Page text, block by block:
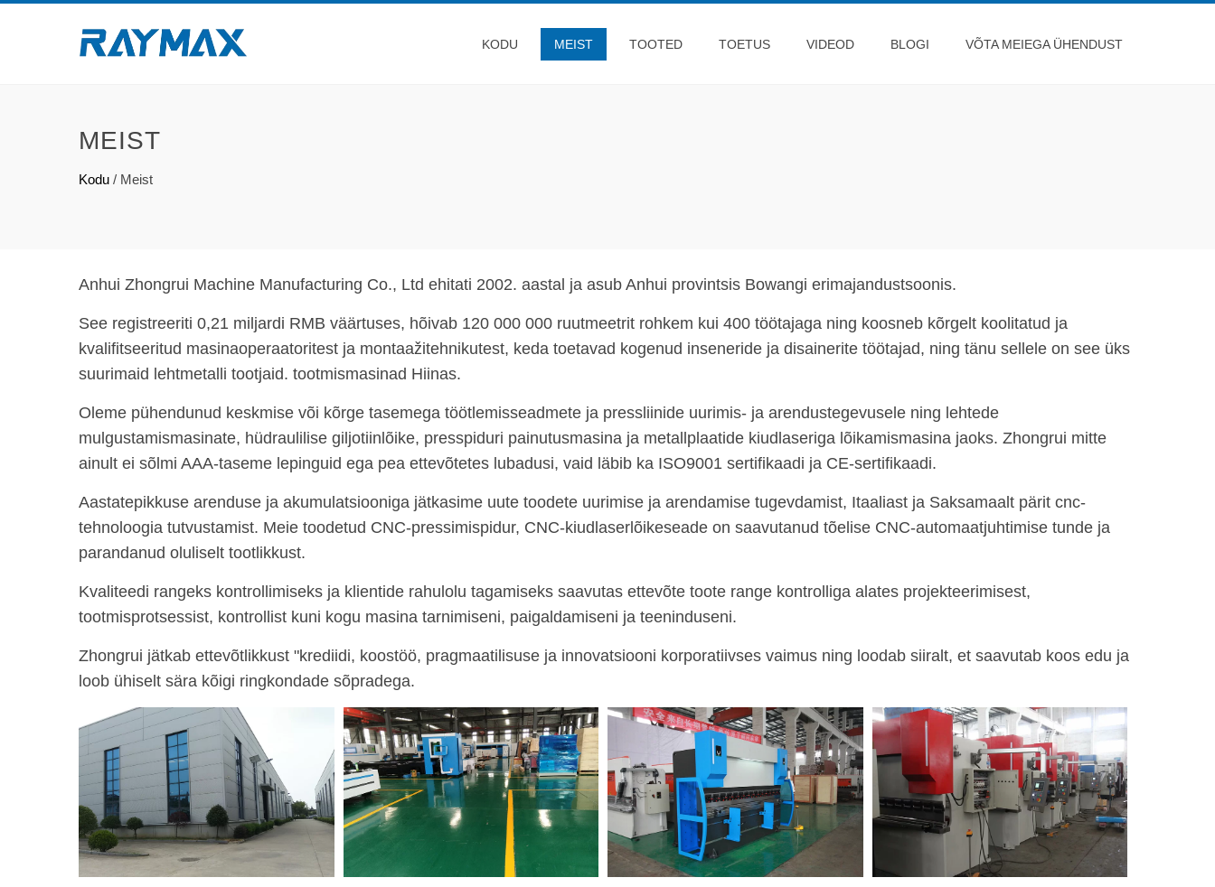
KODU MEIST TOOTED TOETUS VIDEOD BLOGI VÕTA MEIEGA ÜHENDUST
MEIST
Kodu / Meist
Anhui Zhongrui Machine Manufacturing Co., Ltd ehitati 2002. aastal ja asub Anhui provintsis Bowangi erimajandustsoonis.
See registreeriti 0,21 miljardi RMB väärtuses, hõivab 120 000 000 ruutmeetrit rohkem kui 400 töötajaga ning koosneb kõrgelt koolitatud ja
kvalifitseeritud masinaoperaatoritest ja montaažitehnikutest, keda toetavad kogenud inseneride ja disainerite töötajad, ning tänu sellele on see üks
suurimaid lehtmetalli tootjaid. tootmismasinad Hiinas.
Oleme pühendunud keskmise või kõrge tasemega töötlemisseadmete ja pressliinide uurimis- ja arendustegevusele ning lehtede
mulgustamismasinate, hüdraulilise giljotiinlõike, presspiduri painutusmasina ja metallplaatide kiudlaseriga lõikamismasina jaoks. Zhongrui mitte
ainult ei sõlmi AAA-taseme lepinguid ega pea ettevõtetes lubadusi, vaid läbib ka ISO9001 sertifikaadi ja CE-sertifikaadi.
Aastatepikkuse arenduse ja akumulatsiooniga jätkasime uute toodete uurimise ja arendamise tugevdamist, Itaaliast ja Saksamaalt pärit cnc-
tehnoloogia tutvustamist. Meie toodetud CNC-pressimispidur, CNC-kiudlaserlõikeseade on saavutanud tõelise CNC-automaatjuhtimise tunde ja
parandanud oluliselt tootlikkust.
Kvaliteedi rangeks kontrollimiseks ja klientide rahulolu tagamiseks saavutas ettevõte toote range kontrolliga alates projekteerimisest,
tootmisprotsessist, kontrollist kuni kogu masina tarnimiseni, paigaldamiseni ja teeninduseni.
Zhongrui jätkab ettevõtlikkust "krediidi, koostöö, pragmaatilisuse ja innovatsiooni korporatiivses vaimus ning loodab siiralt, et saavutab koos edu ja
loob ühiselt sära kõigi ringkondade sõpradega.